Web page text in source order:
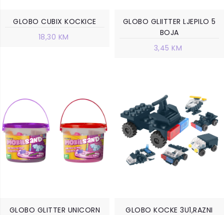
GLOBO CUBIX KOCKICE
18,30 KM
GLOBO GLIITTER LJEPILO 5
BOJA
3,45 KM
GLOBO GLITTER UNICORN
GLOBO KOCKE 3U1,RAZNI